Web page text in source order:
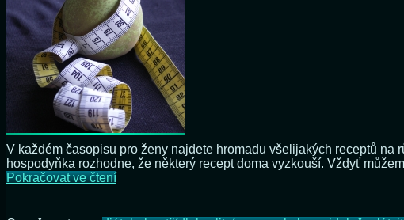
V každém časopisu pro ženy najdete hromadu všelijakých receptů na
hospodyňka rozhodne, že některý recept doma vyzkouší. Vždyť
Pokračovat ve čteníHubnete